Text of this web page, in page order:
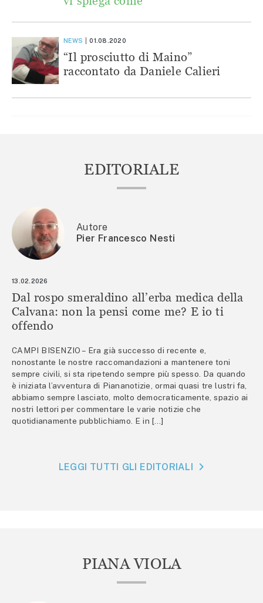
NEWS 01.08.2020
“Il prosciutto di Maino”
raccontato da Daniele Calieri
EDITORIALE
Autore
Pier Francesco Nesti
13.02.2026
Dal rospo smeraldino all’erba medica della
Calvana: non la pensi come me? E io ti
offendo
CAMPI BISENZIO – Era già successo di recente e,
nonostante le nostre raccomandazioni a mantenere toni
sempre civili, si sta ripetendo sempre più spesso. Da quando
è iniziata l’avventura di Piananotizie, ormai quasi tre lustri fa,
abbiamo sempre lasciato, molto democraticamente, spazio ai
nostri lettori per commentare le varie notizie che
quotidianamente pubblichiamo. E in […]
LEGGI TUTTI GLI EDITORIALI
PIANA VIOLA